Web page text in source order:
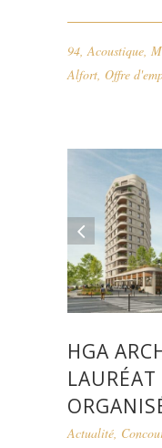
94,Acoustique,
Alfort, Offre
HGA
Actualité